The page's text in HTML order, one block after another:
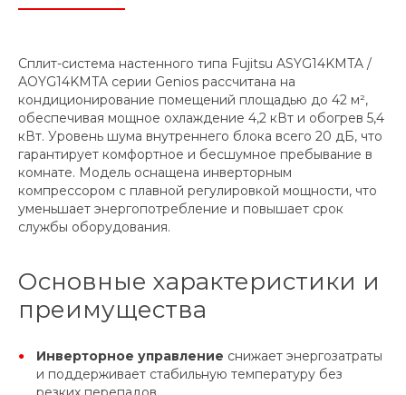
Сплит-система настенного типа Fujitsu ASYG14KMTA /
AOYG14KMTA серии Genios рассчитана на
кондиционирование помещений площадью до 42 м²,
обеспечивая мощное охлаждение 4,2 кВт и обогрев 5,4
кВт. Уровень шума внутреннего блока всего 20 дБ, что
гарантирует комфортное и бесшумное пребывание в
комнате. Модель оснащена инверторным
компрессором с плавной регулировкой мощности, что
уменьшает энергопотребление и повышает срок
службы оборудования.
Основные характеристики и
преимущества
Инверторное управление снижает энергозатраты
и поддерживает стабильную температуру без